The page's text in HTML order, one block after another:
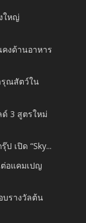
ใหญ่
งด้านอาหาร
รุณสัตว์ใน
ด์ 3 สูตรใหม่
เปิด “Sky...
อแคมเปญ
บรางวัลต้น